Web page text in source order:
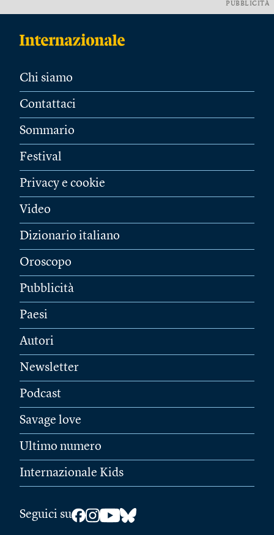
PUBBLICITÀ
Chi siamo
Contattaci
Sommario
Festival
Privacy e cookie
Video
Dizionario italiano
Oroscopo
Pubblicità
Paesi
Autori
Newsletter
Podcast
Savage love
Ultimo numero
Internazionale Kids
Seguici su